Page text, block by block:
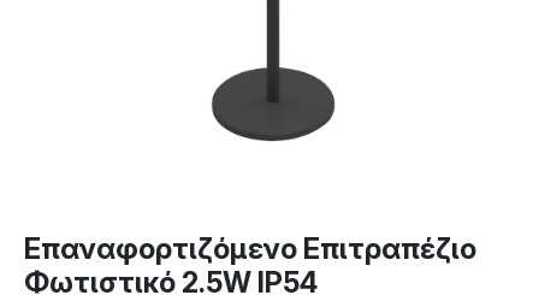
Επαναφορτιζόμενο Επιτραπέζιο
Φωτιστικό 2.5W IP54